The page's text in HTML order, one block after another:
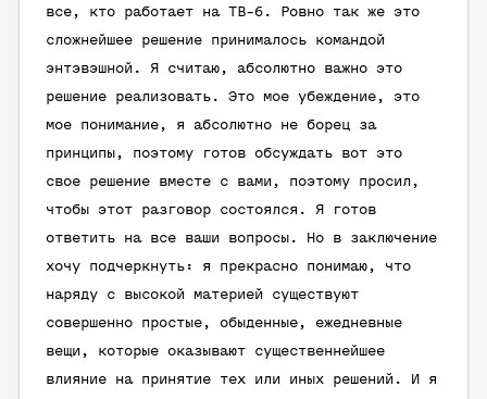
все, кто работает на ТВ-6. Ровно так же это
сложнейшее решение принималось командой
энтэвэшной. Я считаю, абсолютно важно это
решение реализовать. Это мое убеждение, это
мое понимание, я абсолютно не борец за
принципы, поэтому готов обсуждать вот это
свое решение вместе с вами, поэтому просил,
чтобы этот разговор состоялся. Я готов
ответить на все ваши вопросы. Но в заключение
хочу подчеркнуть: я прекрасно понимаю, что
наряду с высокой материей существуют
совершенно простые, обыденные, ежедневные
вещи, которые оказывают существеннейшее
влияние на принятие тех или иных решений. И я